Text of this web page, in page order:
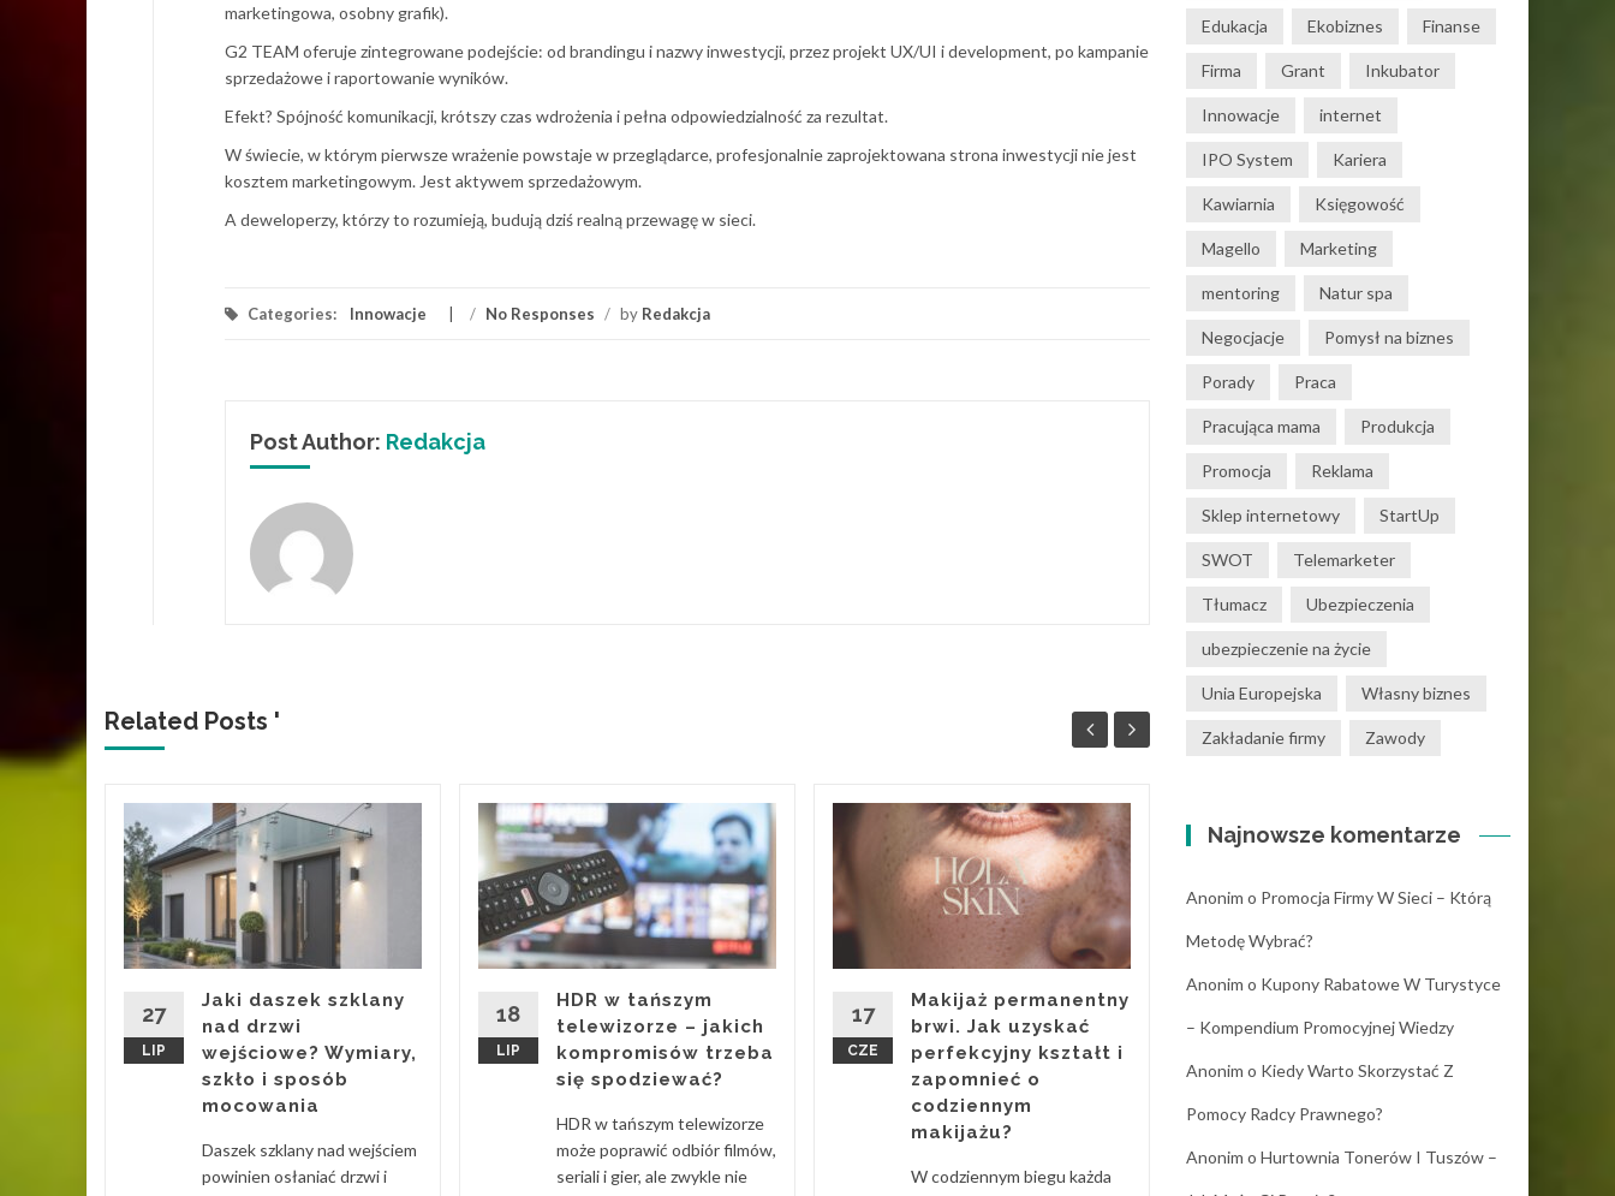
marketingowa, osobny grafik).
G2 TEAM oferuje zintegrowane podejście: od brandingu i nazwy inwestycji, przez projekt UX/UI i development, po kampanie
sprzedażowe i raportowanie wyników.
Efekt? Spójność komunikacji, krótszy czas wdrożenia i pełna odpowiedzialność za rezultat.
W świecie, w którym pierwsze wrażenie powstaje w przeglądarce, profesjonalnie zaprojektowana strona inwestycji nie jest
kosztem marketingowym. Jest aktywem sprzedażowym.
A deweloperzy, którzy to rozumieją, budują dziś realną przewagę w sieci.
Categories: Innowacje / No Responses / by Redakcja
Post Author: Redakcja
Related Posts '
27
LIP
Jaki daszek szklany
nad drzwi
wejściowe? Wymiary,
szkło i sposób
mocowania
Daszek szklany nad wejściem
powinien osłaniać drzwi i
18
LIP
HDR w tańszym
telewizorze – jakich
kompromisów trzeba
się spodziewać?
HDR w tańszym telewizorze
może poprawić odbiór filmów,
seriali i gier, ale zwykle nie
17
CZE
Makijaż permanentny
brwi. Jak uzyskać
perfekcyjny kształt i
zapomnieć o
codziennym
makijażu?
W codziennym biegu każda
20
Dofinansowanie
pracowniczych a
retencja kadry w
sektorze
zmieniającym się rynku pracy,
szczególnie w sektorze
wykwalifikowanej kadry
Innowacje
Edukacja Ekobiznes Finanse
Firma Grant Inkubator
Innowacje internet
IPO System Kariera
Kawiarnia Księgowość
Magello Marketing
mentoring Natur spa
Negocjacje Pomysł na biznes
Porady Praca
Pracująca mama Produkcja
Promocja Reklama
Sklep internetowy StartUp
SWOT Telemarketer
Tłumacz Ubezpieczenia
ubezpieczenie na życie
Unia Europejska Własny biznes
Zakładanie firmy Zawody
Najnowsze komentarze
Anonim o Promocja Firmy W Sieci – Którą
Metodę Wybrać?
Anonim o Kupony Rabatowe W Turystyce
– Kompendium Promocyjnej Wiedzy
Anonim o Kiedy Warto Skorzystać Z
Pomocy Radcy Prawnego?
Anonim o Hurtownia Tonerów I Tuszów –